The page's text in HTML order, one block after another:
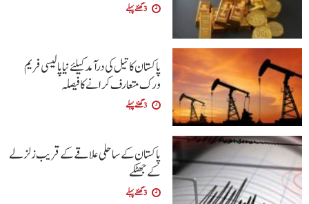
3 گھنٹے پہلے
پاکستان کا تیل کی درآمد کیلئے نیا پالیسی فریم
ورک متعارف کرانے کا فیصلہ
3 گھنٹے پہلے
پاکستان کے ساحلی علاقے کے قریب زلزلے
کے جھٹکے
3 گھنٹے پہلے